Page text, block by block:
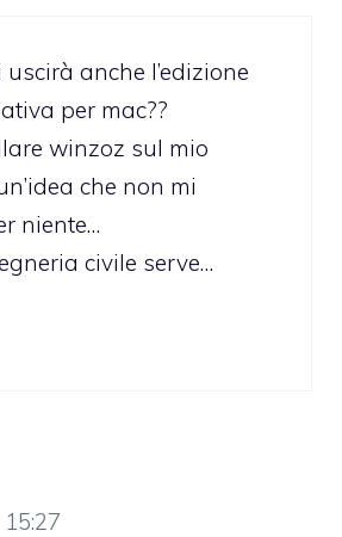
anche l’edizione
per mac??
winzoz sul mio
che non mi
niente…
civile serve…